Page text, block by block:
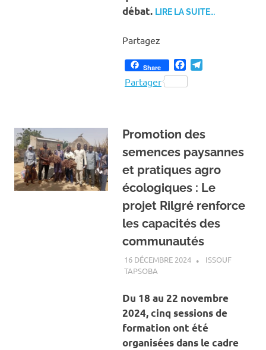
débat. LIRE LA SUITE…
Partagez
Share Facebook
Partager
Promotion des
semences paysannes
et pratiques agro
écologiques : Le
projet Rilgré renforce
les capacités des
communautés
16 DÉCEMBRE 2024
ISSOUF
TAPSOBA
Du 18 au 22 novembre
2024, cinq sessions de
formation ont été
organisées dans le cadre